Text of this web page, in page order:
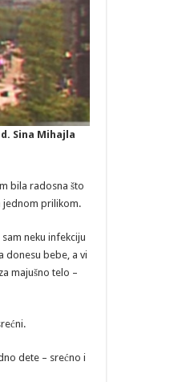
Sina Mihajla
bila radosna što
jednom prilikom.
neku infekciju
donesu bebe, a vi
majušno telo –
dete – srećno i